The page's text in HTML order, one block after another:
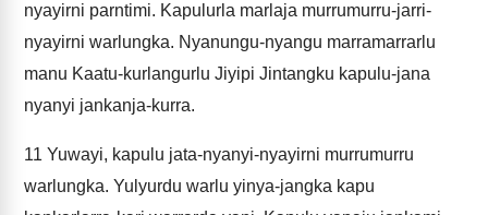
nyayirni parntimi. Kapulurla marlaja murrumurru-jarri-
nyayirni warlungka. Nyanungu-nyangu marramarrarlu
manu Kaatu-kurlangurlu Jiyipi Jintangku kapulu-jana
nyanyi jankanja-kurra.
11 Yuwayi, kapulu jata-nyanyi-nyayirni murrumurru
warlungka. Yulyurdu warlu yinya-jangka kapu